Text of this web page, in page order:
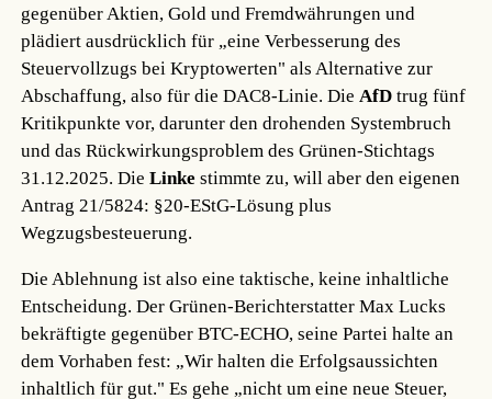
gegenüber Aktien, Gold und Fremdwährungen und
plädiert ausdrücklich für „eine Verbesserung des
Steuervollzugs bei Kryptowerten" als Alternative zur
Abschaffung, also für die DAC8-Linie. Die AfD trug fünf
Kritikpunkte vor, darunter den drohenden Systembruch
und das Rückwirkungsproblem des Grünen-Stichtags
31.12.2025. DieLinke stimmte zu, will aber den eigenen
Antrag 21/5824: §20-EStG-Lösung plus
Wegzugsbesteuerung.
Die Ablehnung ist also eine taktische, keine inhaltliche
Entscheidung. Der Grünen-Berichterstatter Max Lucks
bekräftigte gegenüber BTC-ECHO, seine Partei halte an
dem Vorhaben fest: „Wir halten die Erfolgsaussichten
inhaltlich für gut." Es gehe „nicht um eine neue Steuer,